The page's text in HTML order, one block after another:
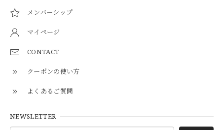
メンバーシップ
マイページ
CONTACT
クーポンの使い方
よくあるご質問
NEWSLETTER